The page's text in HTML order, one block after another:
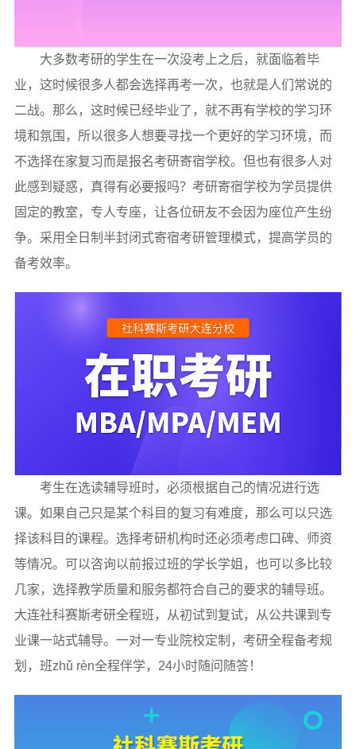
大多数考研的学生在一次没考上之后，就面临着毕
业，这时候很多人都会选择再考一次，也就是人们常说的
二战。那么，这时候已经毕业了，就不再有学校的学习环
境和氛围，所以很多人想要寻找一个更好的学习环境，而
不选择在家复习而是报名考研寄宿学校。但也有很多人对
此感到疑惑，真得有必要报吗？考研寄宿学校为学员提供
固定的教室，专人专座，让各位研友不会因为座位产生纷
争。采用全日制半封闭式寄宿考研管理模式，提高学员的
备考效率。
考生在选读辅导班时，必须根据自己的情况进行选
课。如果自己只是某个科目的复习有难度，那么可以只选
择该科目的课程。选择考研机构时还必须考虑口碑、师资
等情况。可以咨询以前报过班的学长学姐，也可以多比较
几家，选择教学质量和服务都符合自己的要求的辅导班。
大连社科赛斯考研全程班，从初试到复试，从公共课到专
业课一站式辅导。一对一专业院校定制，考研全程备考规
划，班zhǔ rèn全程伴学，24小时随问随答！